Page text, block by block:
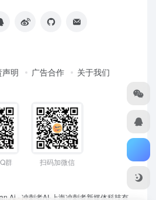
明 广告合作 关于我们
群 扫码加微信
- 冲刺者AI-上海冲刺者新媒体科技有